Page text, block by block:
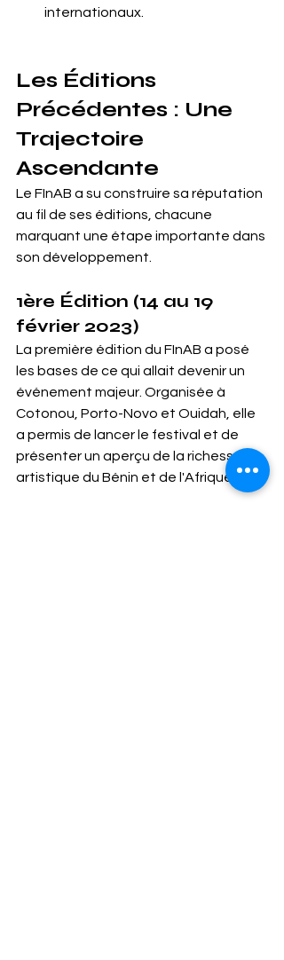
internationaux.
Les Éditions
Précédentes : Une
Trajectoire
Ascendante
Le FInAB a su construire sa réputation
au fil de ses éditions, chacune
marquant une étape importante dans
son développement.
1ère Édition (14 au 19
février 2023)
La première édition du FInAB a posé
les bases de ce qui allait devenir un
événement majeur. Organisée à
Cotonou, Porto-Novo et Ouidah, elle
a permis de lancer le festival et de
présenter un aperçu de la richesse
artistique du Bénin et de l'Afrique.